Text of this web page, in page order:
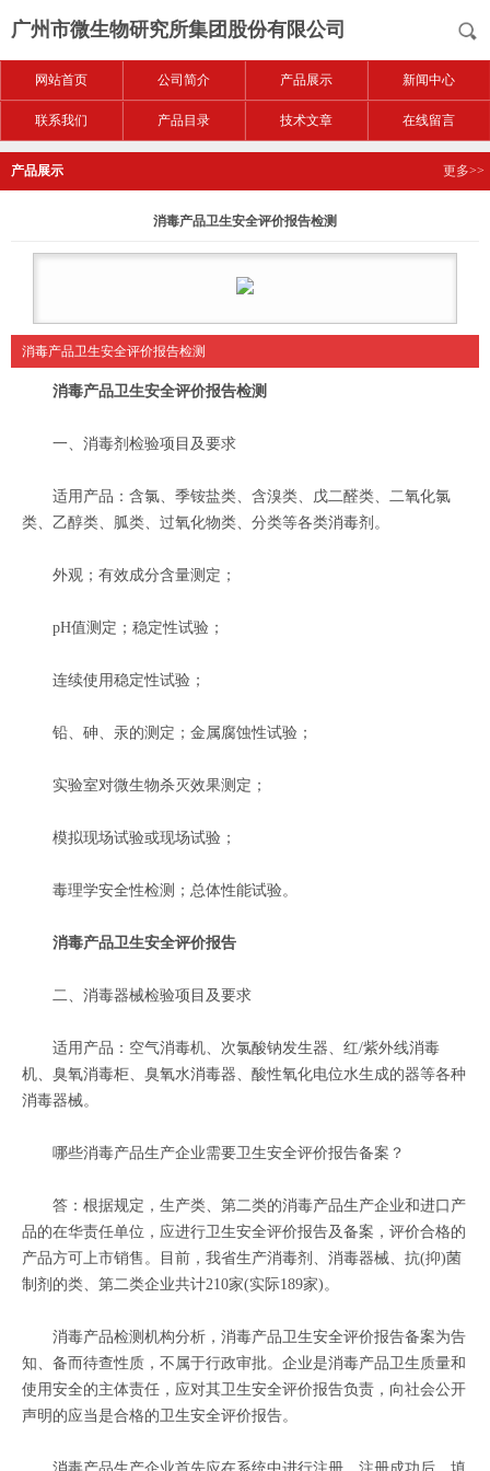
广州市微生物研究所集团股份有限公司
网站首页 公司简介 产品展示 新闻中心
联系我们 产品目录 技术文章 在线留言
产品展示 更多>>
消毒产品卫生安全评价报告检测
消毒产品卫生安全评价报告检测
消毒产品卫生安全评价报告检测
一、消毒剂检验项目及要求
适用产品：含氯、季铵盐类、含溴类、戊二醛类、二氧化氯
类、乙醇类、胍类、过氧化物类、分类等各类消毒剂。
外观；有效成分含量测定；
pH值测定；稳定性试验；
连续使用稳定性试验；
铅、砷、汞的测定；金属腐蚀性试验；
实验室对微生物杀灭效果测定；
模拟现场试验或现场试验；
毒理学安全性检测；总体性能试验。
消毒产品卫生安全评价报告
二、消毒器械检验项目及要求
适用产品：空气消毒机、次氯酸钠发生器、红/紫外线消毒
机、臭氧消毒柜、臭氧水消毒器、酸性氧化电位水生成的器等各种
消毒器械。
哪些消毒产品生产企业需要卫生安全评价报告备案？
答：根据规定，生产类、第二类的消毒产品生产企业和进口产
品的在华责任单位，应进行卫生安全评价报告及备案，评价合格的
产品方可上市销售。目前，我省生产消毒剂、消毒器械、抗(抑)菌
制剂的类、第二类企业共计210家(实际189家)。
消毒产品检测机构分析，消毒产品卫生安全评价报告备案为告
知、备而待查性质，不属于行政审批。企业是消毒产品卫生质量和
使用安全的主体责任，应对其卫生安全评价报告负责，向社会公开
声明的应当是合格的卫生安全评价报告。